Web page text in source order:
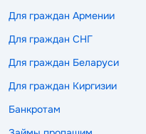
Для граждан Армении
Для граждан СНГ
Для граждан Беларуси
Для граждан Киргизии
Банкротам